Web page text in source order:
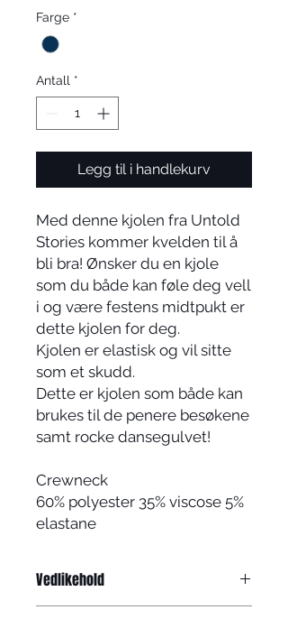
Farge *
Antall *
Legg til i handlekurv
Med denne kjolen fra Untold
Stories kommer kvelden til å
bli bra! Ønsker du en kjole
som du både kan føle deg vell
i og være festens midtpukt er
dette kjolen for deg.
Kjolen er elastisk og vil sitte
som et skudd.
Dette er kjolen som både kan
brukes til de penere besøkene
samt rocke dansegulvet!
Crewneck
60% polyester 35% viscose 5%
elastane
Vedlikehold